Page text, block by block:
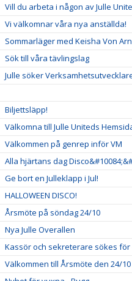
Vill du arbeta i någon av Julle
Vi välkomnar våra nya anställda!
Sommarläger med Keisha Von
Sök till våra tävlingslag
Julle söker
Biljettsläpp!
Välkomna till Julle Uniteds
Välkommen på genrep inför VM
Alla hjärtans dag
Ge bort en Julleklapp i Jul!
HALLOWEEN DISCO!
Årsmöte på söndag 24/10
Nya Julle Overallen
Kassör och sekreterare sökes
Välkommen till Årsmöte den 24/10